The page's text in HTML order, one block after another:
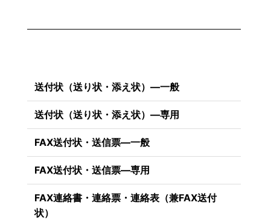
送付状（送り状・添え状）―一般
送付状（送り状・添え状）―専用
FAX送付状・送信票―一般
FAX送付状・送信票―専用
FAX連絡書・連絡票・連絡表（兼FAX送付
状）